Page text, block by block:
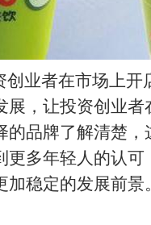
业者在市场上开
展，让投资创业
的品牌了解清楚，
更多年轻人的认可
加稳定的发展前景